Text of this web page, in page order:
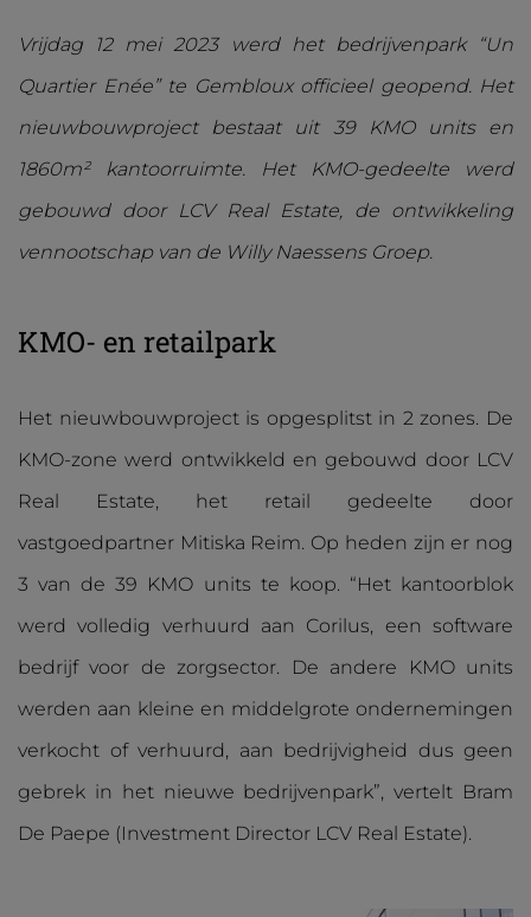
Vrijdag 12 mei 2023 werd het bedrijvenpark “Un
Quartier Enée” te Gembloux officieel geopend. Het
nieuwbouwproject bestaat uit 39 KMO units en
1860m² kantoorruimte. Het KMO-gedeelte werd
gebouwd door LCV Real Estate, de ontwikkeling
vennootschap van de Willy Naessens Groep.
KMO- en retailpark
Het nieuwbouwproject is opgesplitst in 2 zones. De
KMO-zone werd ontwikkeld en gebouwd door LCV
Real Estate, het retail gedeelte door
vastgoedpartner Mitiska Reim. Op heden zijn er nog
3 van de 39 KMO units te koop. “Het kantoorblok
werd volledig verhuurd aan Corilus, een software
bedrijf voor de zorgsector. De andere KMO units
werden aan kleine en middelgrote ondernemingen
verkocht of verhuurd, aan bedrijvigheid dus geen
gebrek in het nieuwe bedrijvenpark”, vertelt Bram
De Paepe (Investment Director LCV Real Estate).